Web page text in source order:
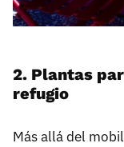
2. Plantas
refugio
Más allá del